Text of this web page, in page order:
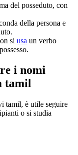
del posseduto, con
della persona e
si usa un verbo
i nomi
tamil
tamil, è utile seguire
o si studia